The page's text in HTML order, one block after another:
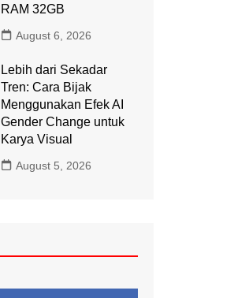
RAM 32GB
August 6, 2026
Lebih dari Sekadar
Tren: Cara Bijak
Menggunakan Efek AI
Gender Change untuk
Karya Visual
August 5, 2026